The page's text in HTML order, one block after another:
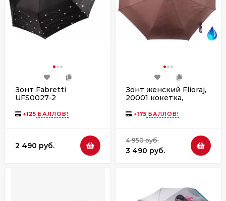
Зонт Fabretti
UFS0027-2
+125 БАЛЛОВ!
2 490 руб.
Зонт женский Flioraj,
20001 кокетка,
+175 БАЛЛОВ!
4 950 руб.
3 490 руб.